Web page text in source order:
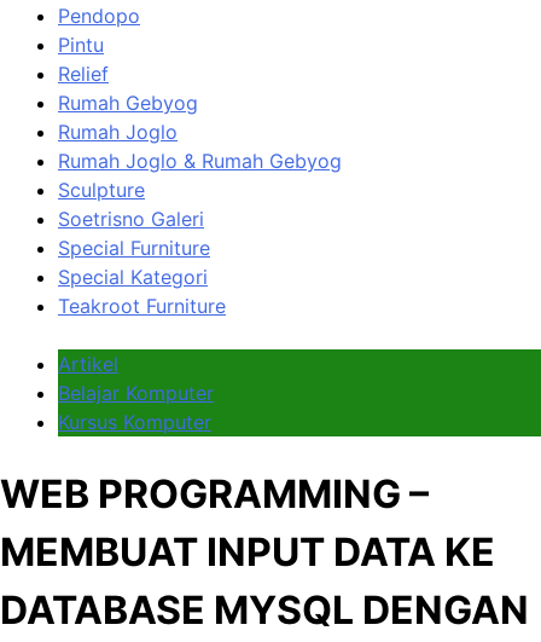
Pendopo
Pintu
Relief
Rumah Gebyog
Rumah Joglo
Rumah Joglo & Rumah Gebyog
Sculpture
Soetrisno Galeri
Special Furniture
Special Kategori
Teakroot Furniture
Artikel
Belajar Komputer
Kursus Komputer
WEB PROGRAMMING –
MEMBUAT INPUT DATA KE
DATABASE MYSQL DENGAN